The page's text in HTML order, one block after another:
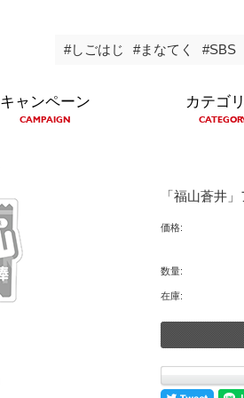
#しごはじ #まなてく #SBS
キャンペーン
CAMPAIGN
カテゴ
「福山蒼井
価格:
数量:
在庫: